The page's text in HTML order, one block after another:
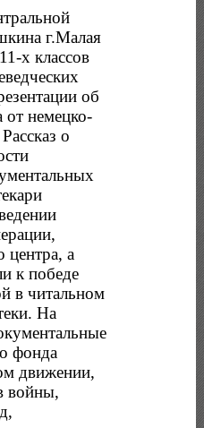
г.Малая
х классов
об
немецко-
о
центра, а
к победе
в читальном
На
фонда
движении,
войны,